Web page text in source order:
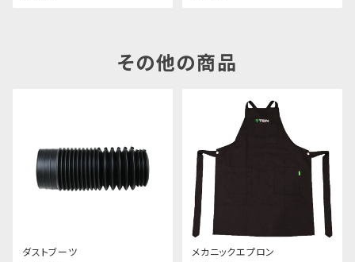
その他の商品
ダストブーツ メカニックエプロン